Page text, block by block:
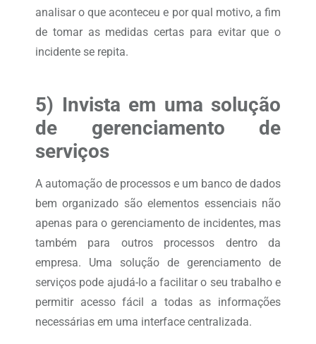
analisar o que aconteceu e por qual motivo, a fim
de tomar as medidas certas para evitar que o
incidente se repita.
5) Invista em uma solução
de gerenciamento de
serviços
A automação de processos e um banco de dados
bem organizado são elementos essenciais não
apenas para o gerenciamento de incidentes, mas
também para outros processos dentro da
empresa. Uma solução de gerenciamento de
serviços pode ajudá-lo a facilitar o seu trabalho e
permitir acesso fácil a todas as informações
necessárias em uma interface centralizada.